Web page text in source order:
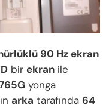
90 Hz ekran
bir ekran ile
yonga
arka tarafında 64